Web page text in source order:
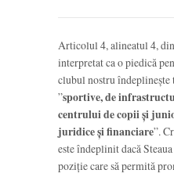
Articolul 4, alineatul 4,
interpretat ca o piedică
clubul nostru îndeplinește
”sportive, de
centrului de copii şi
juridice şi financiare”.
este îndeplinit dacă
poziție care să permită